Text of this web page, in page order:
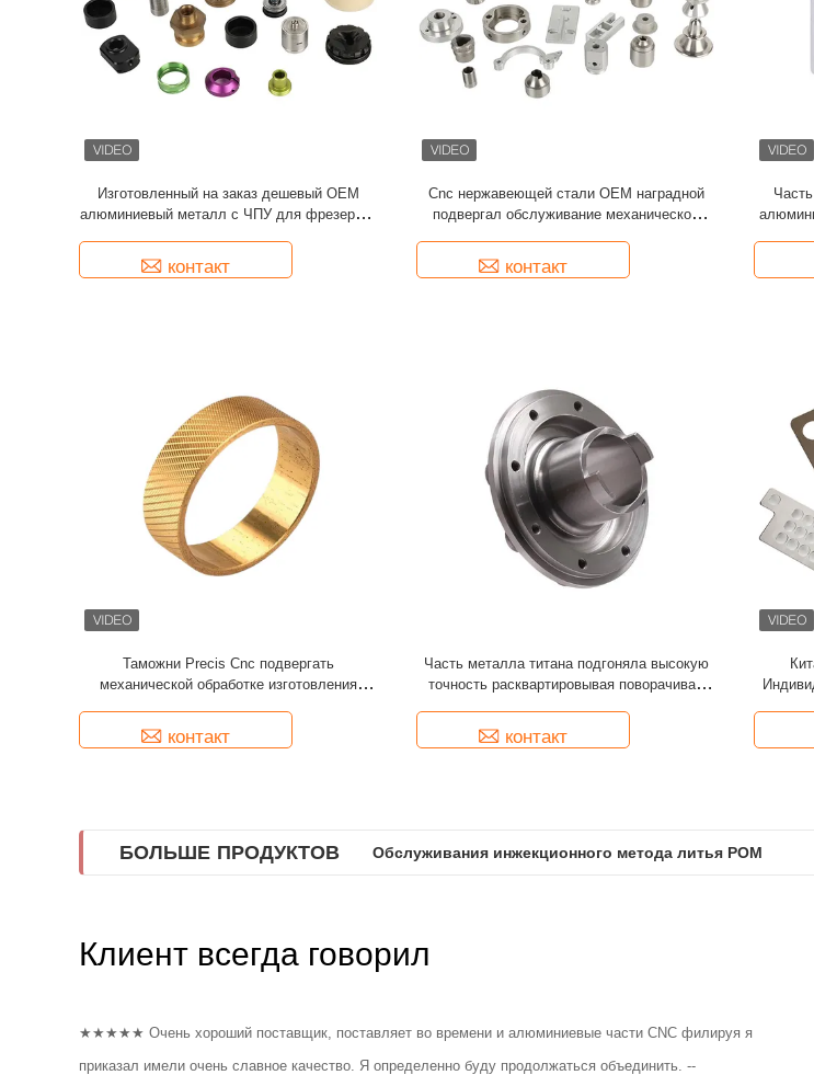
клиентов. Обучение:Инженеры, программисты и рабочие обмениваются новыми идеями и навыками
вместе, чтобы постоянно улучшать навыки обработки. Отличная коммуникация:12 сотрудников по
продажам свободно говорят по-английски, проактивны и знают о CNC-оборудовании, они могут легко
понять, чего вы хотите. Количество экспортируемых стран:Tuofa имеет самый широкий спектр сети
прошли проверку системы качества компании SGS и получили первый сертификат ISO9001:
полностью гарантированное качество продукции с CNC-обработкой и удовлетворенность клиентов.
Концентрация на обслуживании станков с ЧПУ У нас есть опытная команда дляУслуги по обработке
непрерывного развития и расширения компании, а точностьИзделия, обработанные с помощью
производственный процесс без швов, чтобы вы могли сосредоточиться на том, что имеет большее
значение: проектирование отличных деталей. Загрузите ваши файлы на нашу электронную почту
и дайте нам справиться с остальным. Полный набор оборудования для проверки и процессов
контроля качества делает отличное CNC Эффективная мастерская и опытный машинист
Наша первоклассная цифровая производственная инфраструктура позволяет вам делать больше,
чем вы когда-либо думали. Мы делаем производственный процесс плавным, чтобы вы могли
сосредоточиться на самом важном: разработке отличных деталей. Загрузите ваши файлы на нашу
электронную почту и дайте нам справиться с остальным. Наши энергетические иСтрастная
действия, эмоцииИ дух, так что идеальное завершение клиентаПриказ. Мы благодарим их за их
обрабатывающей промышленности. Философия бизнеса: Соблюдайте обещания, чтобы покупать с
уверенностью. Стратегическая цель: Быть вашим самым надежным партнером на вашем успешном
карьерном пути. Позиционирование бизнеса: Предоставлять клиентам высококачественные
продукты посредством профессионального производства и технологических инноваций. Основные
Изготовленный на заказ дешевый OEM
алюминиевый металл с ЧПУ для фрезерной
контакт
Cnc нержавеющей стали OEM наградной
подвергал обслуживание механической
механической обработке
контакт
Таможни Precis Cnc подвергать
механической обработке изготовления
контакт
Часть металла титана подгоняла высокую
точность расквартировывая поворачивая
контакт
БОЛЬШЕ ПРОДУКТОВ Обслуживания инжекционного метода литья PTFE
Клиент всегда говорил
★★★★★ Очень хороший поставщик, поставляет во времени и алюминиевые части CNC филируя я
приказал имели очень славное качество. Я определенно буду продолжаться объединить. --